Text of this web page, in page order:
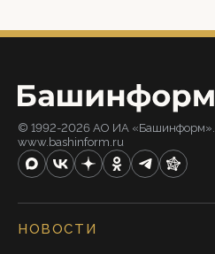
© 1992-2026 АО ИА «Башинформ».
www.bashinform.ru
НОВОСТИ